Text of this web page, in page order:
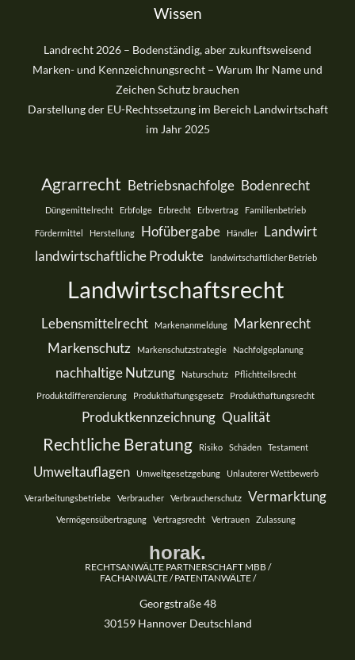
Wissen
Landrecht 2026 – Bodenständig, aber zukunftsweisend
Marken- und Kennzeichnungsrecht – Warum Ihr Name und
Zeichen Schutz brauchen
Darstellung der EU-Rechtssetzung im Bereich Landwirtschaft
im Jahr 2025
Agrarrecht Betriebsnachfolge Bodenrecht
Düngemittelrecht Erbfolge Erbrecht Erbvertrag Familienbetrieb
Fördermittel Herstellung Hofübergabe Händler
Landwirt
landwirtschaftliche Produkte
landwirtschaftlicher Betrieb
Landwirtschaftsrecht
Lebensmittelrecht Markenanmeldung
Markenrecht
Markenschutz
Markenschutzstrategie Nachfolgeplanung
nachhaltige Nutzung Naturschutz Pflichtteilsrecht
Produktdifferenzierung Produkthaftungsgesetz Produkthaftungsrecht
Produktkennzeichnung Qualität
Rechtliche Beratung Risiko Schäden Testament
Umweltauflagen Umweltgesetzgebung Unlauterer Wettbewerb
Verarbeitungsbetriebe Verbraucher Verbraucherschutz Vermarktung
Vermögensübertragung Vertragsrecht Vertrauen Zulassung
horak.
RECHTSANWÄLTE PARTNERSCHAFT MBB /
FACHANWÄLTE / PATENTANWÄLTE /
Georgstraße 48
30159 Hannover Deutschland